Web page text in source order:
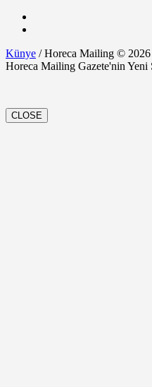
Künye / Horeca Mailing ©
Horeca Mailing Gazete'nin Yeni
CLOSE